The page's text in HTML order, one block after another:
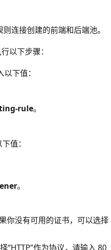
连接创建的前端和后端池。
以下步骤：
下值：
rule。
值：
。
你没有可用的证书，可以选择
“HTTP”作为协议，请输入 80